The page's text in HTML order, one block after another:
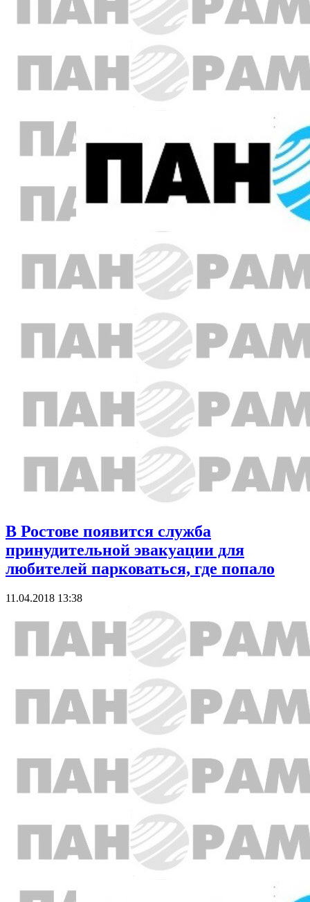
В Ростове появится служба
принудительной эвакуации для
любителей парковаться, где попало
11.04.2018 13:38